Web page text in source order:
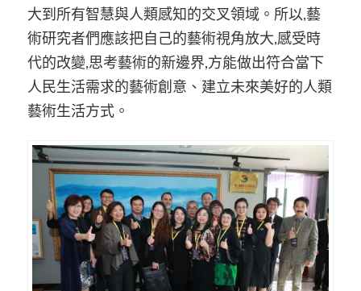
大到所有智慧與人類感知的交叉領域。所以,藝
術研究者們應該把自己的藝術視角放大,感受時
代的改變,思考藝術的新邊界,方能做出符合當下
人民生活需求的藝術創意、建立未來美好的人類
藝術生活方式。